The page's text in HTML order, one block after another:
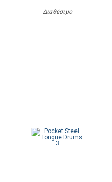
Διαθέσιμο